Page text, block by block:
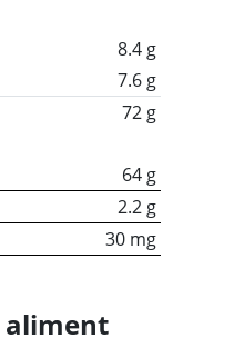
8.4 g
7.6 g
72 g
64 g
2.2 g
30 mg